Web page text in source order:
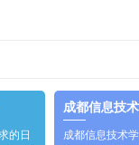
的日
成都信息技
成都信息技术